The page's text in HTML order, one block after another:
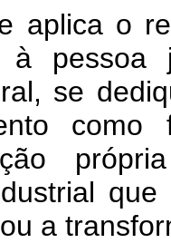
aplica o
à pessoa
se
a